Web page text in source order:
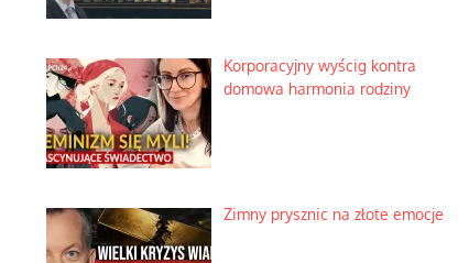
Korporacyjny wyścig kontra
domowa harmonia rodziny
Zimny prysznic na złote emocje